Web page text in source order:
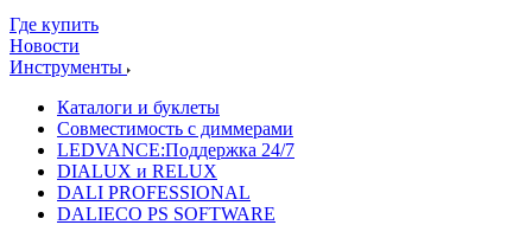
Где купить
Новости
Инструменты
Каталоги и буклеты
Совместимость с диммерами
LEDVANCE:Поддержка 24/7
DIALUX и RELUX
DALI PROFESSIONAL
DALIECO PS SOFTWARE